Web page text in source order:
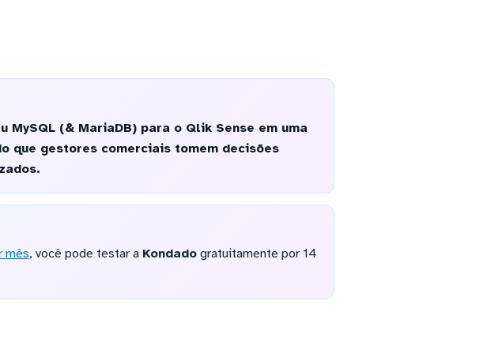
(& MariaDB) para o Qlik Sense em uma
que gestores comerciais tomem decisões
mês, você pode testar a Kondadogratuitamente por 14